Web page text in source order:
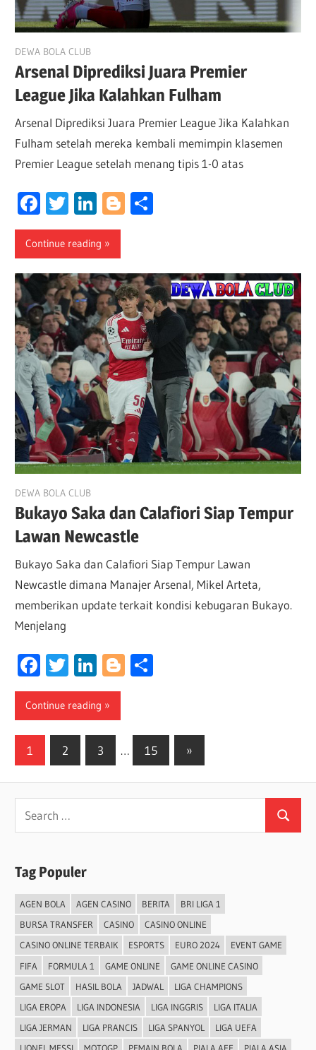
April 26, 2026
DEWA BOLA CLUB
Arsenal Diprediksi Juara Premier
League Jika Kalahkan Fulham
Arsenal Diprediksi Juara Premier League Jika Kalahkan
Fulham setelah mereka kembali memimpin klasemen
Premier League setelah menang tipis 1-0 atas
Facebook
Twitter
LinkedIn
Blogger
Continue reading
April 25, 2026
DEWA BOLA CLUB
Bukayo Saka dan Calafiori Siap Tempur
Lawan Newcastle
Bukayo Saka dan Calafiori Siap Tempur Lawan
Newcastle dimana Manajer Arsenal, Mikel Arteta,
memberikan update terkait kondisi kebugaran Bukayo.
Menjelang
Facebook
Twitter
LinkedIn
Blogger
Continue reading
Posts
1 2 3 … 15
Next
Posts
»
Search
for:
Search
Tag Populer
AGEN BOLA AGEN CASINO BERITA
BRI LIGA 1
BURSA TRANSFER
CASINO
CASINO ONLINE
CASINO ONLINE TERBAIK
ESPORTS EURO 2024
EVENT GAME
FIFA
FORMULA 1 GAME ONLINE
GAME ONLINE CASINO
GAME SLOT
HASIL BOLA JADWAL
LIGA CHAMPIONS
LIGA EROPA
LIGA INDONESIA LIGA INGGRIS
LIGA ITALIA
LIGA JERMAN
LIGA PRANCIS LIGA SPANYOL
LIGA UEFA